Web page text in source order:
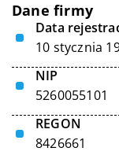
Dane firmy
Data
10 stycznia
NIP
5260055101
REGON
8426661